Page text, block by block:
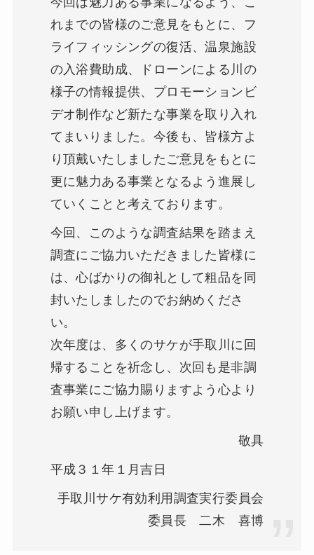
れまでの皆様のご意見をもとに、フ
ライフィッシングの復活、温泉施設
の入浴費助成、ドローンによる川の
様子の情報提供、プロモーションビ
デオ制作など新たな事業を取り入れ
てまいりました。今後も、皆様方よ
り頂戴いたしましたご意見をもとに
更に魅力ある事業となるよう進展し
ていくことと考えております。
今回、このような調査結果を踏まえ
調査にご協力いただきました皆様に
は、心ばかりの御礼として粗品を同
封いたしましたのでお納めくださ
い。
次年度は、多くのサケが手取川に回
帰することを祈念し、次回も是非調
査事業にご協力賜りますよう心より
お願い申し上げます。
敬具
平成３１年１月吉日
手取川サケ有効利用調査実行委員会
委員長 二木 喜博